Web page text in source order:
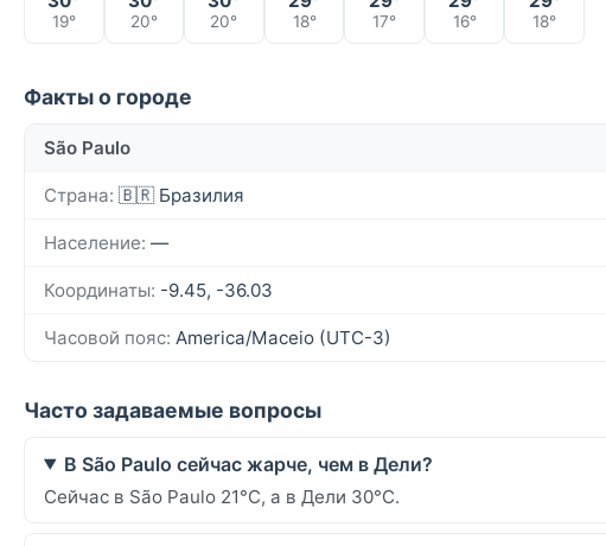
19° 20° 20° 18° 17° 16° 18°
Факты о городе
São Paulo
Страна: 🇧🇷 Бразилия
Население: —
Координаты: -9.45, -36.03
Часовой пояс: America/Maceio (UTC-3)
Часто задаваемые вопросы
В São Paulo сейчас жарче, чем в Дели?
Сейчас в São Paulo 21°C, а в Дели 30°C.